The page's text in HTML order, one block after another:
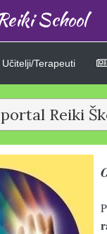
School
Učitelji/Terapeuti
Reiki